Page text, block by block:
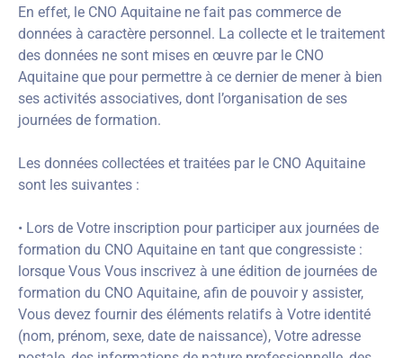
En effet, le CNO Aquitaine ne fait pas commerce de
données à caractère personnel. La collecte et le traitement
des données ne sont mises en œuvre par le CNO
Aquitaine que pour permettre à ce dernier de mener à bien
ses activités associatives, dont l’organisation de ses
journées de formation.
Les données collectées et traitées par le CNO Aquitaine
sont les suivantes :
• Lors de Votre inscription pour participer aux journées de
formation du CNO Aquitaine en tant que congressiste :
lorsque Vous Vous inscrivez à une édition de journées de
formation du CNO Aquitaine, afin de pouvoir y assister,
Vous devez fournir des éléments relatifs à Votre identité
(nom, prénom, sexe, date de naissance), Votre adresse